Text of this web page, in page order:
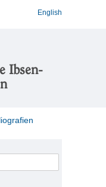
English
Ibsen-